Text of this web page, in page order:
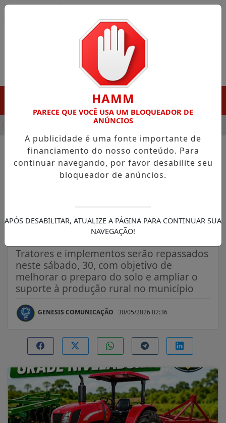
EM PORTO GRANDE COM ATUAÇÃO VOLTADA AO
NOTÍCIAS/CUTIAS
Cutias entrega máquinas
produtores da comunidade
Alta Floresta
Tratores e implementos serão repassados
neste sábado, 30, com objetivo de
melhorar o preparo do solo e ampliar o
suporte à produção rural no município
GENESIS COMUNICAÇÃO 30/05/2026 02:36
HAMM
PARECE QUE VOCÊ USA UM BLOQUEADOR DE
ANÚNCIOS
A publicidade é uma fonte importante de
financiamento do nosso conteúdo. Para
continuar navegando, por favor desabilite seu
bloqueador de anúncios.
APÓS DESABILITAR, ATUALIZE A PÁGINA PARA CONTINUAR SUA
NAVEGAÇÃO!